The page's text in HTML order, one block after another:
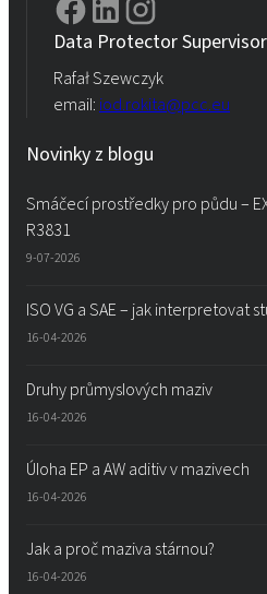
Data Protector Supervisor
Rafał Szewczyk
email: iod.rokita@pcc.eu
Novinky z blogu
Smáčecí prostředky pro půdu –
R3831
9-07-2026
ISO VG a SAE – jak interpretovat
16-04-2026
Druhy průmyslových maziv
16-04-2026
Úloha EP a AW aditiv v mazivech
16-04-2026
Jak a proč maziva stárnou?
16-04-2026